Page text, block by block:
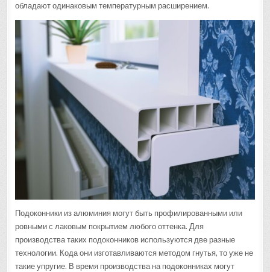
обладают одинаковым температурным расширением.
Подоконники из алюминия могут быть профилированными или
ровными с лаковым покрытием любого оттенка. Для
производства таких подоконников используются две разные
технологии. Кода они изготавливаются методом гнутья, то уже не
такие упругие. В время производства на подоконниках могут